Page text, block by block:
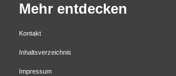
Mehr entdecken
Kontakt
Inhaltsverzeichnis
Impressum